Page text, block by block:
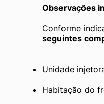
Observações
Conforme
seguintes
Unidade
Habitação do